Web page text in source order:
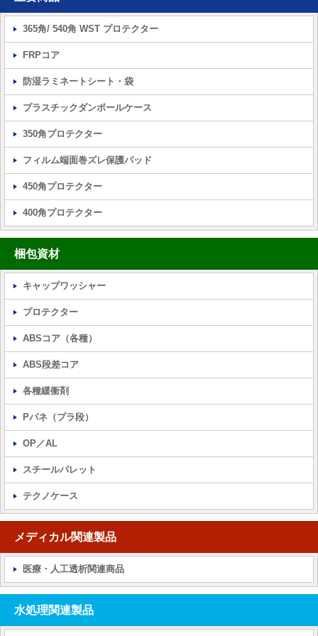
365角/ 540角 WST プロテクター
FRPコア
防湿ラミネートシート・袋
プラスチックダンボールケース
350角プロテクター
フィルム端面巻ズレ保護パッド
450角プロテクター
400角プロテクター
梱包資材
キャップワッシャー
プロテクター
ABSコア（各種）
ABS段差コア
各種緩衝剤
Pパネ（プラ段）
OP／AL
スチールパレット
テクノケース
メディカル関連製品
医療・人工透析関連商品
水処理関連製品